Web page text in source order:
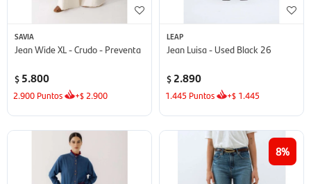
SAVIA
Jean Wide XL - Crudo - Preventa
$ 5.800
2.900 Puntos +$ 2.900
LEAP
Jean Luisa - Used Black 26
$ 2.890
1.445 Puntos +$ 1.445
8